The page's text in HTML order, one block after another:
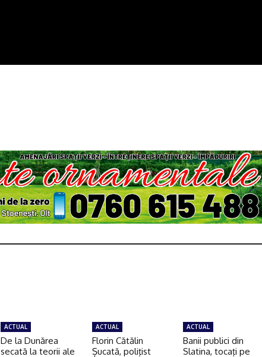
ACTUAL
De la Dunărea
secată la teorii ale
ACTUAL
Florin Cătălin
Șucată, poliţist
ACTUAL
Banii publici din
Slatina, tocaţi pe